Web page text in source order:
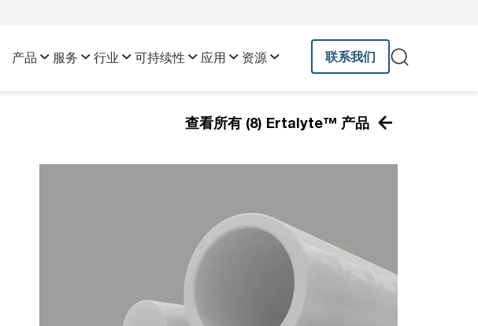
产品 服务 行业 可持续性 应用 资源 联系我们
查看所有 (8) Ertalyte™ 产品